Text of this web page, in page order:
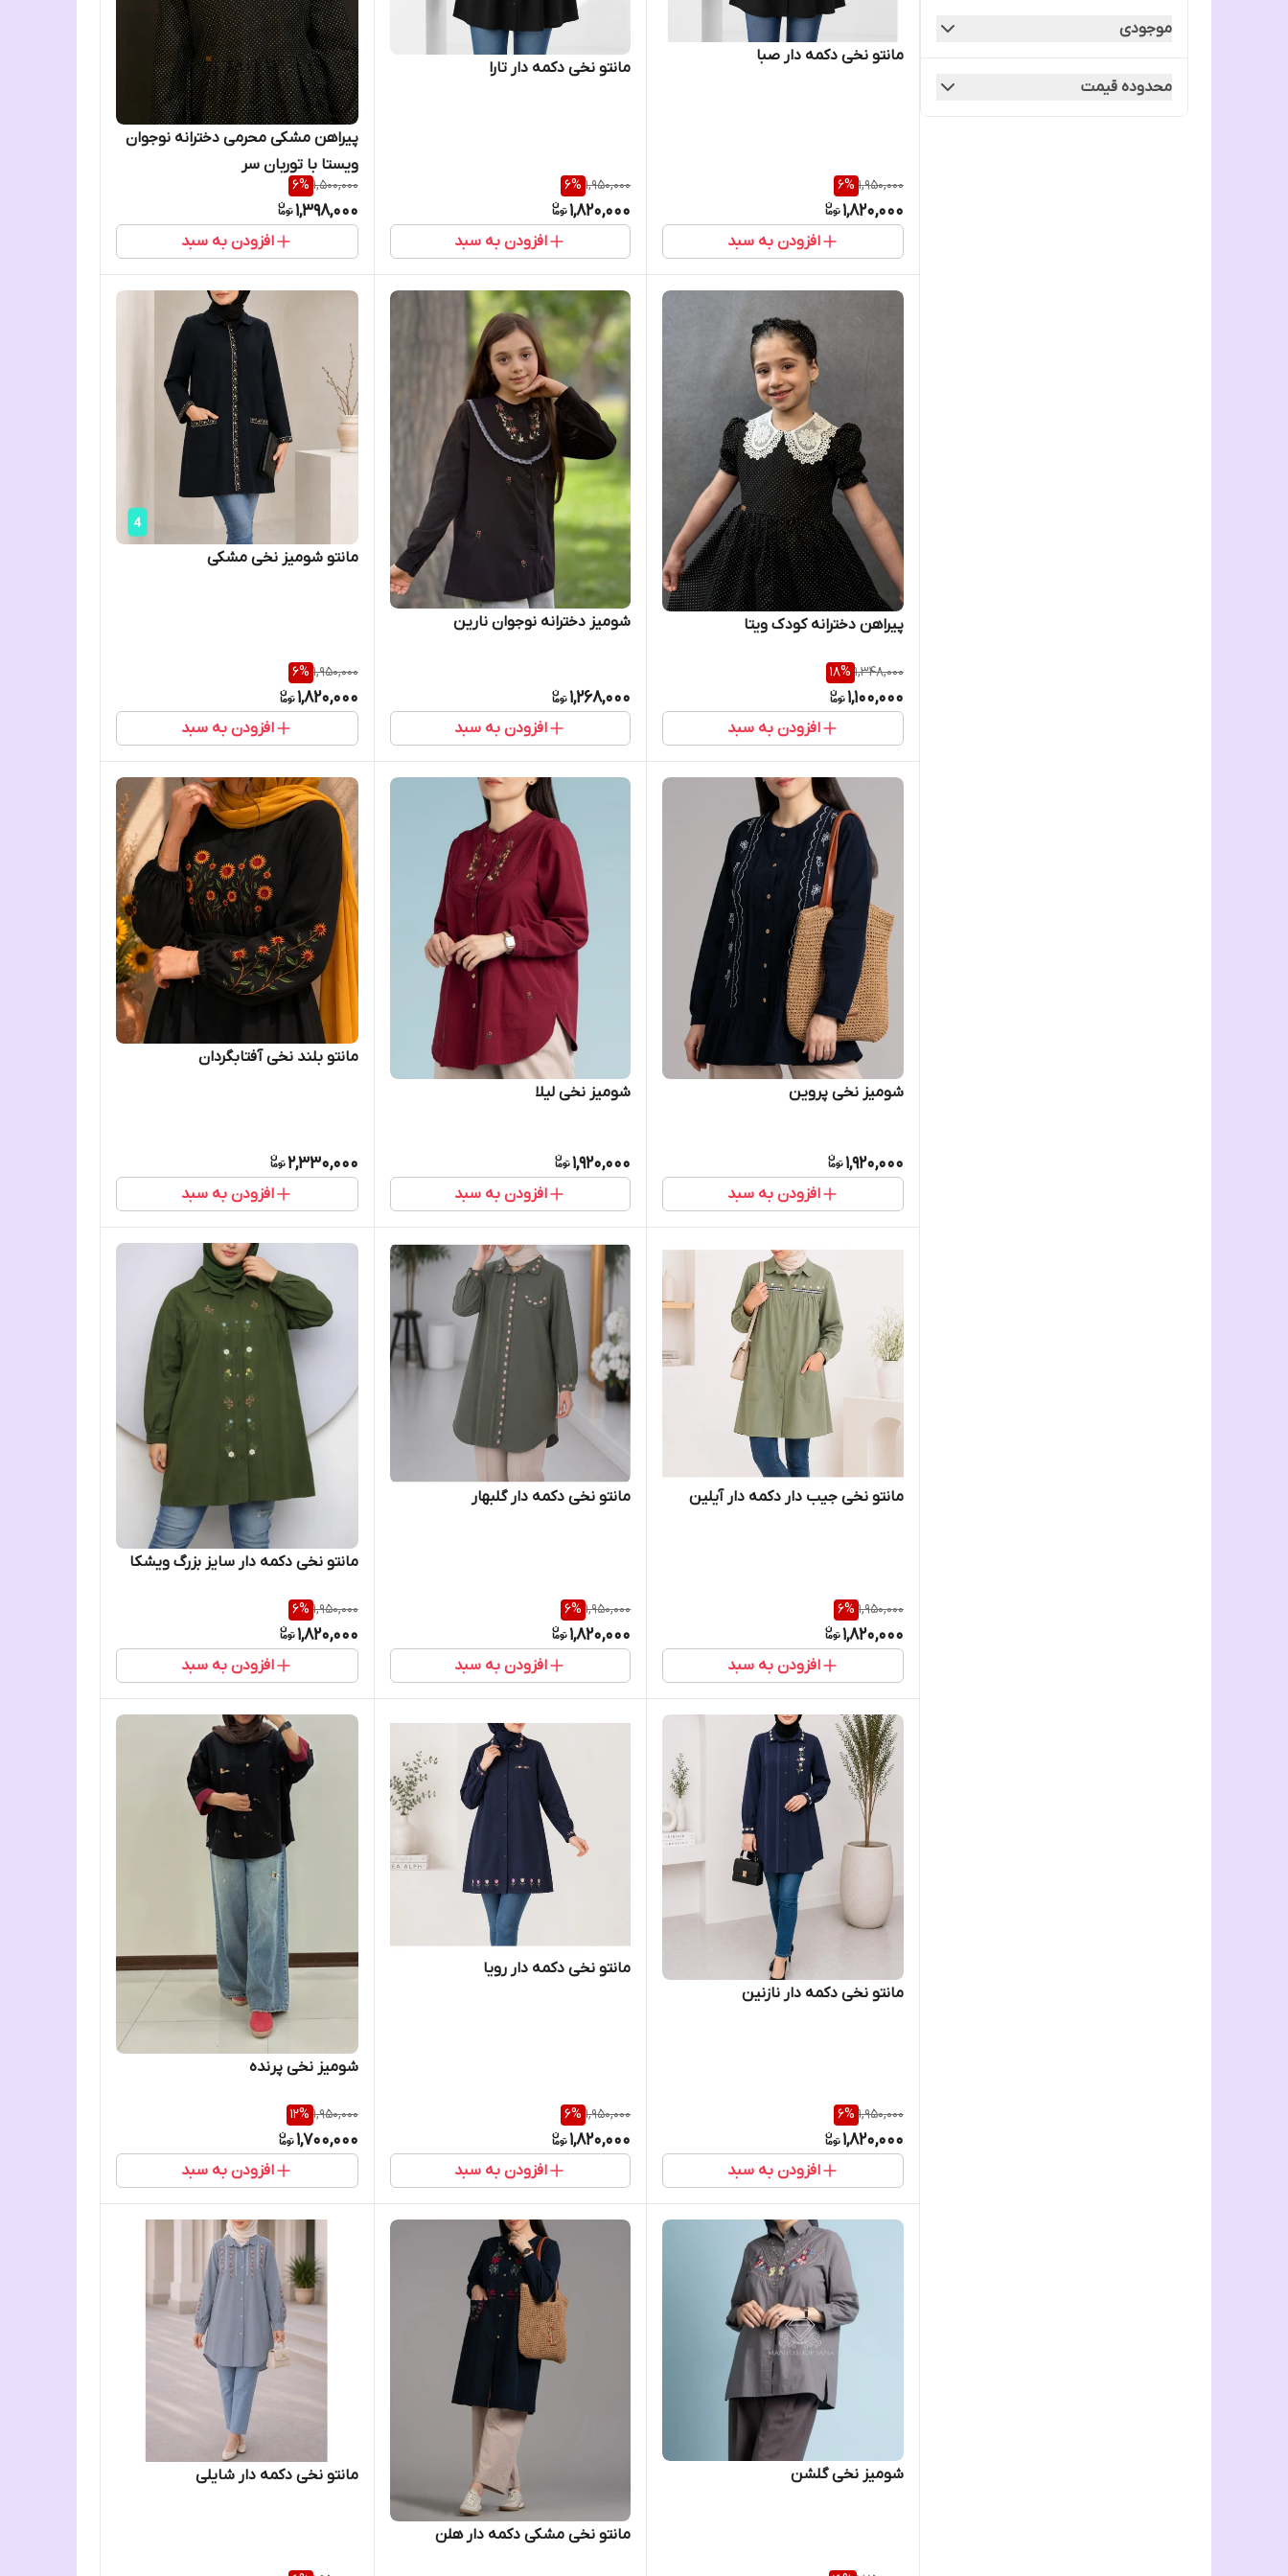
موجودی
محدوده قیمت
مانتو نخی دکمه دار صبا
1,950,000
6%
1,820,000
افزودن به سبد
مانتو نخی دکمه دار تارا
1,950,000
6%
1,820,000
افزودن به سبد
پیراهن مشکی محرمی دخترانه نوجوان
ویستا با توربان سر
1,500,000
6%
1,398,000
افزودن به سبد
پیراهن دخترانه کودک ویتا
1,348,000
18%
1,100,000
افزودن به سبد
شومیز دخترانه نوجوان نارین
1,268,000
افزودن به سبد
مانتو شومیز نخی مشکی
1,950,000
6%
1,820,000
افزودن به سبد
شومیز نخی پروین
1,920,000
افزودن به سبد
شومیز نخی لیلا
1,920,000
افزودن به سبد
مانتو بلند نخی آفتابگردان
2,330,000
افزودن به سبد
مانتو نخی جیب دار دکمه دار آیلین
1,950,000
6%
1,820,000
افزودن به سبد
مانتو نخی دکمه دار گلبهار
1,950,000
6%
1,820,000
افزودن به سبد
مانتو نخی دکمه دار سایز بزرگ ویشکا
1,950,000
6%
1,820,000
افزودن به سبد
مانتو نخی دکمه دار نازنین
1,950,000
6%
1,820,000
افزودن به سبد
مانتو نخی دکمه دار رویا
1,950,000
6%
1,820,000
افزودن به سبد
شومیز نخی پرنده
1,950,000
12%
1,700,000
افزودن به سبد
شومیز نخی گلشن
مانتو نخی مشکی دکمه دار هلن
مانتو نخی دکمه دار شایلی